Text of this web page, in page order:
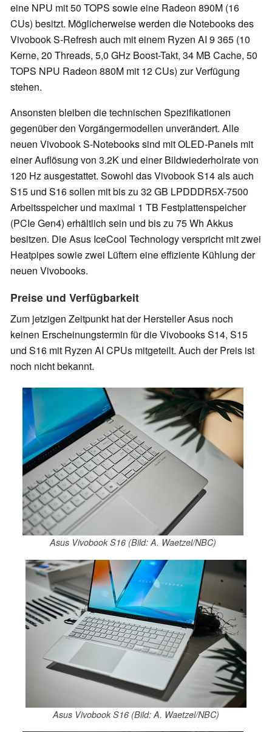
eine NPU mit 50 TOPS sowie eine Radeon 890M (16
CUs) besitzt. Möglicherweise werden die Notebooks des
Vivobook S-Refresh auch mit einem Ryzen AI 9 365 (10
Kerne, 20 Threads, 5,0 GHz Boost-Takt, 34 MB Cache, 50
TOPS NPU Radeon 880M mit 12 CUs) zur Verfügung
stehen.
Ansonsten bleiben die technischen Spezifikationen
gegenüber den Vorgängermodellen unverändert. Alle
neuen Vivobook S-Notebooks sind mit OLED-Panels mit
einer Auflösung von 3.2K und einer Bildwiederholrate von
120 Hz ausgestattet. Sowohl das Vivobook S14 als auch
S15 und S16 sollen mit bis zu 32 GB LPDDDR5X-7500
Arbeitsspeicher und maximal 1 TB Festplattenspeicher
(PCIe Gen4) erhältlich sein und bis zu 75 Wh Akkus
besitzen. Die Asus IceCool Technology verspricht mit zwei
Heatpipes sowie zwei Lüftern eine effiziente Kühlung der
neuen Vivobooks.
Preise und Verfügbarkeit
Zum jetzigen Zeitpunkt hat der Hersteller Asus noch
keinen Erscheinungstermin für die Vivobooks S14, S15
und S16 mit Ryzen AI CPUs mitgeteilt. Auch der Preis ist
noch nicht bekannt.
Asus Vivobook S16 (Bild: A. Waetzel/NBC)
Asus Vivobook S16 (Bild: A. Waetzel/NBC)